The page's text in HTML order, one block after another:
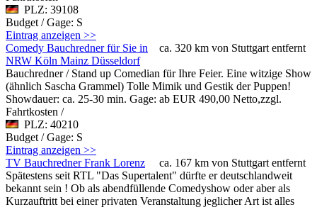
PLZ: 39108
Budget / Gage: S
Eintrag anzeigen >>
ca. 320 km von Stuttgart entfernt
Comedy Bauchredner für Sie in
NRW Köln Mainz Düsseldorf
Bauchredner / Stand up Comedian für Ihre Feier. Eine witzige Show
(ähnlich Sascha Grammel) Tolle Mimik und Gestik der Puppen!
Showdauer: ca. 25-30 min. Gage: ab EUR 490,00 Netto,zzgl.
Fahrtkosten /
PLZ: 40210
Budget / Gage: S
Eintrag anzeigen >>
ca. 167 km von Stuttgart entfernt
TV Bauchredner Frank Lorenz
Spätestens seit RTL "Das Supertalent" dürfte er deutschlandweit
bekannt sein ! Ob als abendfüllende Comedyshow oder aber als
Kurzauftritt bei einer privaten Veranstaltung jeglicher Art ist alles